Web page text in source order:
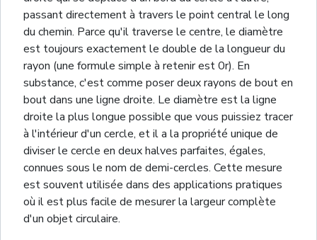
passant directement à travers le point central le long
du chemin. Parce qu'il traverse le centre, le diamètre
est toujours exactement le double de la longueur du
rayon (une formule simple à retenir est 0r). En
substance, c'est comme poser deux rayons de bout en
bout dans une ligne droite. Le diamètre est la ligne
droite la plus longue possible que vous puissiez tracer
à l'intérieur d'un cercle, et il a la propriété unique de
diviser le cercle en deux halves parfaites, égales,
connues sous le nom de demi-cercles. Cette mesure
est souvent utilisée dans des applications pratiques
où il est plus facile de mesurer la largeur complète
d'un objet circulaire.